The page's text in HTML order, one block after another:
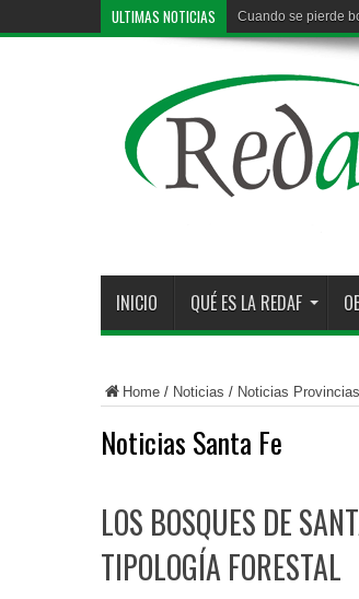
ULTIMAS NOTICIAS Cuando se pierde
INICIO QUÉ ES LA REDAF
Home / Noticias / Noticias
Noticias Santa Fe
LOS BOSQUES DE
TIPOLOGÍA FORESTAL